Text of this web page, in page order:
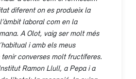
diferent on es produeix la
laboral com en la
A Olot, vaig ser molt més
i amb els meus
tenir converses molt fructíferes.
Ramon Llull, a Pepa i a